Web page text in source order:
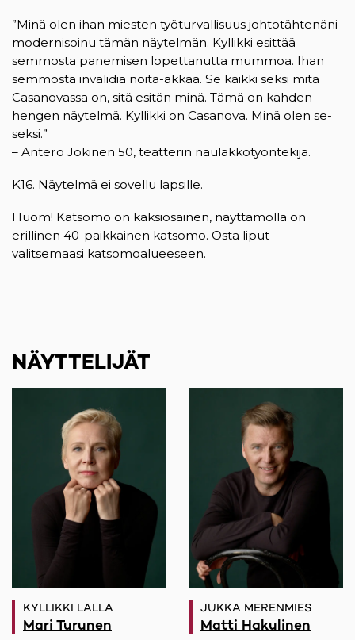
”Minä olen ihan miesten työturvallisuus johtotähtenäni
modernisoinu tämän näytelmän. Kyllikki esittää
semmosta panemisen lopettanutta mummoa. Ihan
semmosta invalidia noita-akkaa. Se kaikki seksi mitä
Casanovassa on, sitä esitän minä. Tämä on kahden
hengen näytelmä. Kyllikki on Casanova. Minä olen se-
seksi.”
– Antero Jokinen 50, teatterin naulakkotyöntekijä.
K16. Näytelmä ei sovellu lapsille.
Huom! Katsomo on kaksiosainen, näyttämöllä on
erillinen 40-paikkainen katsomo. Osta liput
valitsemaasi katsomoalueeseen.
NÄYTTELIJÄT
KYLLIKKI LALLA
Mari Turunen
JUKKA MERENMIES
Matti Hakulinen